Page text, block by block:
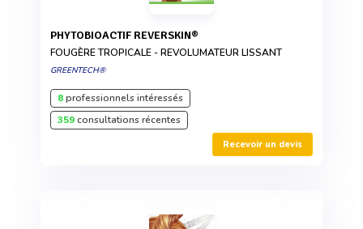
PHYTOBIOACTIF REVERSKIN®
FOUGÈRE TROPICALE - REVOLUMATEUR LISSANT
GREENTECH®
8professionnels intéressés
359consultations récentes
Recevoir un devis